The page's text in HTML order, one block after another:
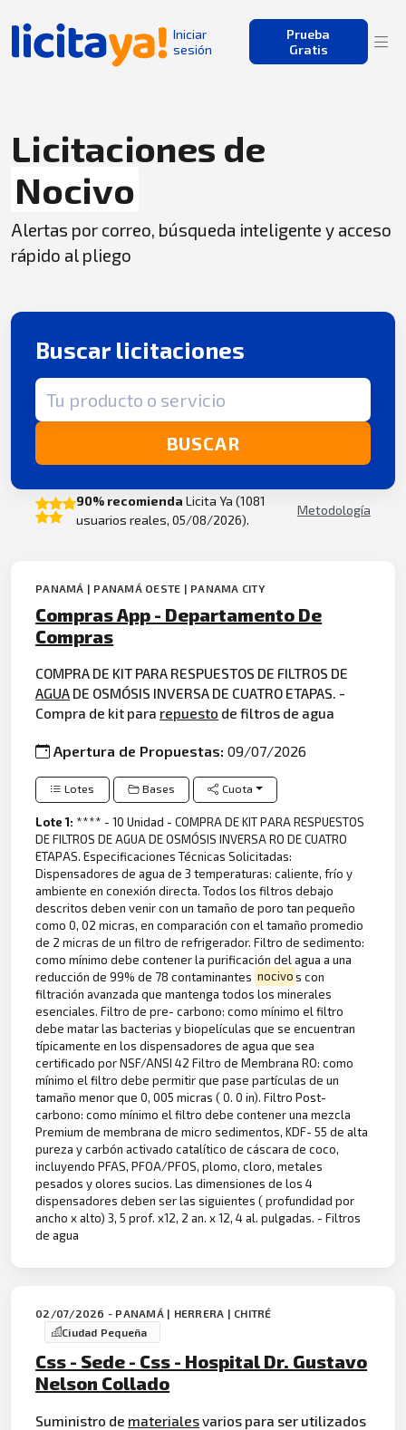
Iniciar
sesión
Prueba
Gratis
Licitaciones de
Nocivo
Alertas por correo, búsqueda inteligente y acceso
rápido al pliego
Buscar licitaciones
Término de búsqueda
BUSCAR
90% recomienda Licita Ya (1081
usuarios reales, 05/08/2026).
Metodología
PANAMÁ | PANAMÁ OESTE | PANAMA CITY
Compras App - Departamento De
Compras
COMPRA DE KIT PARA RESPUESTOS DE FILTROS DE
AGUA DE OSMÓSIS INVERSA DE CUATRO ETAPAS. -
Compra de kit para repuesto de filtros de agua
Apertura de Propuestas:09/07/2026
Lotes Bases Cuota
Lote 1: **** - 10 Unidad - COMPRA DE KIT PARA RESPUESTOS
DE FILTROS DE AGUA DE OSMÓSIS INVERSA RO DE CUATRO
ETAPAS. Especificaciones Técnicas Solicitadas:
Dispensadores de agua de 3 temperaturas: caliente, frío y
ambiente en conexión directa. Todos los filtros debajo
descritos deben venir con un tamaño de poro tan pequeño
como 0, 02 micras, en comparación con el tamaño promedio
de 2 micras de un filtro de refrigerador. Filtro de sedimento:
como mínimo debe contener la purificación del agua a una
reducción de 99% de 78 contaminantes nocivos con
filtración avanzada que mantenga todos los minerales
esenciales. Filtro de pre- carbono: como mínimo el filtro
debe matar las bacterias y biopelículas que se encuentran
típicamente en los dispensadores de agua que sea
certificado por NSF/ANSI 42 Filtro de Membrana RO: como
mínimo el filtro debe permitir que pase partículas de un
tamaño menor que 0, 005 micras ( 0. 0 in). Filtro Post-
carbono: como mínimo el filtro debe contener una mezcla
Premium de membrana de micro sedimentos, KDF- 55 de alta
pureza y carbón activado catalítico de cáscara de coco,
incluyendo PFAS, PFOA/PFOS, plomo, cloro, metales
pesados y olores sucios. Las dimensiones de los 4
dispensadores deben ser las siguientes ( profundidad por
ancho x alto) 3, 5 prof. x12, 2 an. x 12, 4 al. pulgadas. - Filtros
de agua
02/07/2026 - PANAMÁ | HERRERA | CHITRÉ
Ciudad Pequeña
Css - Sede - Css - Hospital Dr. Gustavo
Nelson Collado
Suministro de materialesvarios para ser utilizados